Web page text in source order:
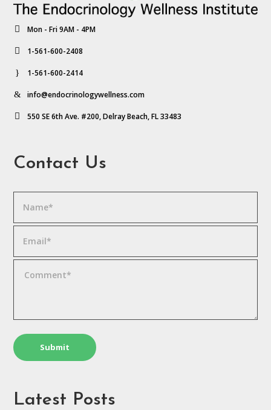
Mon - Fri 9AM - 4PM
1-561-600-2408
1-561-600-2414
info@endocrinologywellness.com
550 SE 6th Ave. #200, Delray Beach, FL 33483
Contact Us
Latest Posts